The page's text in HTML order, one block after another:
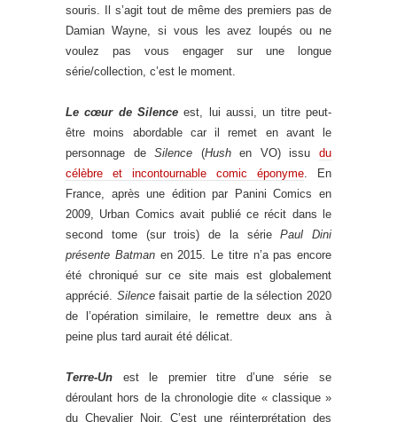
souris. Il s’agit tout de même des premiers pas de
Damian Wayne, si vous les avez loupés ou ne
voulez pas vous engager sur une longue
série/collection, c’est le moment.
Le cœur de Silence est, lui aussi, un titre peut-
être moins abordable car il remet en avant le
personnage deSilence (Hushen VO) issudu
célèbre et incontournable comic éponyme. En
France, après une édition par Panini Comics en
2009, Urban Comics avait publié ce récit dans le
second tome (sur trois) de la sériePaul Dini
présente Batmanen 2015. Le titre n’a pas encore
été chroniqué sur ce site mais est globalement
apprécié. Silencefaisait partie de la sélection 2020
de l’opération similaire, le remettre deux ans à
peine plus tard aurait été délicat.
Terre-Un est le premier titre d’une série se
déroulant hors de la chronologie dite « classique »
du Chevalier Noir. C’est une réinterprétation des